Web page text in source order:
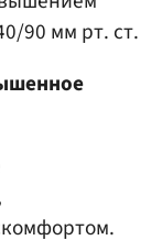
90 мм рт. ст.